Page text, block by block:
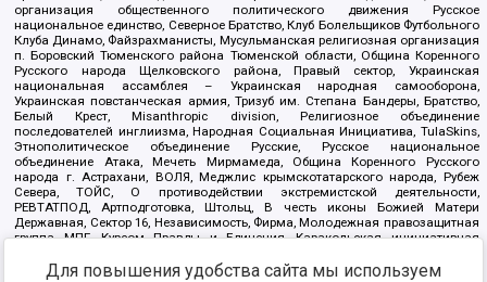
организация общественного политического движения Русское
национальное единство, Северное Братство, Клуб Болельщиков Футбольного
Клуба Динамо, Файзрахманисты, Мусульманская религиозная организация
п. Боровский Тюменского района Тюменской области, Община Коренного
Русского народа Щелковского района, Правый сектор, Украинская
национальная ассамблея – Украинская народная самооборона,
Украинская повстанческая армия, Тризуб им. Степана Бандеры, Братство,
Белый Крест, Misanthropic division, Религиозное объединение
последователей инглиизма, Народная Социальная Инициатива, TulaSkins,
Этнополитическое объединение Русские, Русское национальное
объединение Атака, Мечеть Мирмамеда, Община Коренного Русского
народа г. Астрахани, ВОЛЯ, Меджлис крымскотатарского народа, Рубеж
Севера, ТОЙС, О противодействии экстремистской деятельности,
РЕВТАТПОД, Артподготовка, Штольц, В честь иконы Божией Матери
Державная, Сектор 16, Независимость, Фирма, Молодежная правозащитная
группа МПГ, Курсом Правды и Единения, Каракольская инициативная
Благотворительный пансионат Ак Умут, Русская республика Русь,
Для повышения удобства сайта мы используем